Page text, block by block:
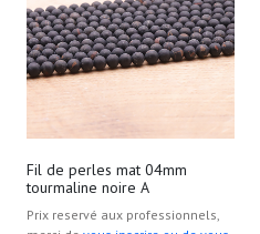
Fil de perles mat 04mm
tourmaline noire A
Prix reservé aux professionnels,